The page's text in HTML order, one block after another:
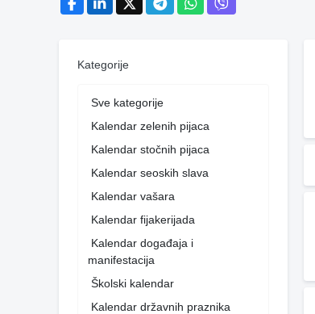
Kategorije
Sve kategorije
Kalendar zelenih pijaca
Kalendar stočnih pijaca
Kalendar seoskih slava
Kalendar vašara
Kalendar fijakerijada
Kalendar događaja i
manifestacija
Školski kalendar
Kalendar državnih praznika